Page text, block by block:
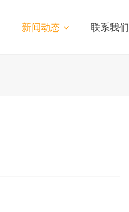
新闻动态 联系我们